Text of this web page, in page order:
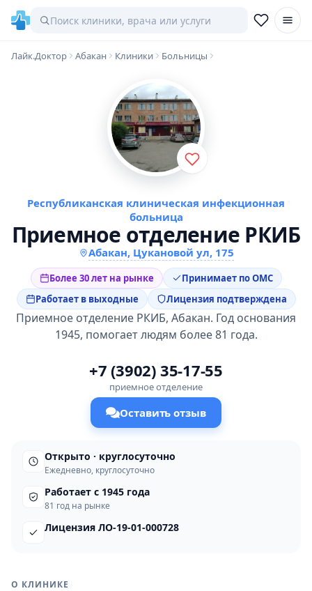
Лайк.Доктор Абакан Клиники Больницы
Республиканская клиническая инфекционная
больница
Приемное отделение РКИБ
Абакан, Цукановой ул, 175
Более 30 лет на рынке
Принимает по ОМС
Работает в выходные
Лицензия подтверждена
Приемное отделение РКИБ, Абакан. Год основания
1945, помогает людям более 81 года.
+7 (3902) 35-17-55
приемное отделение
Оставить отзыв
Открыто · круглосуточно
Ежедневно, круглосуточно
Работает с 1945 года
81 год на рынке
Лицензия ЛО-19-01-000728
О КЛИНИКЕ